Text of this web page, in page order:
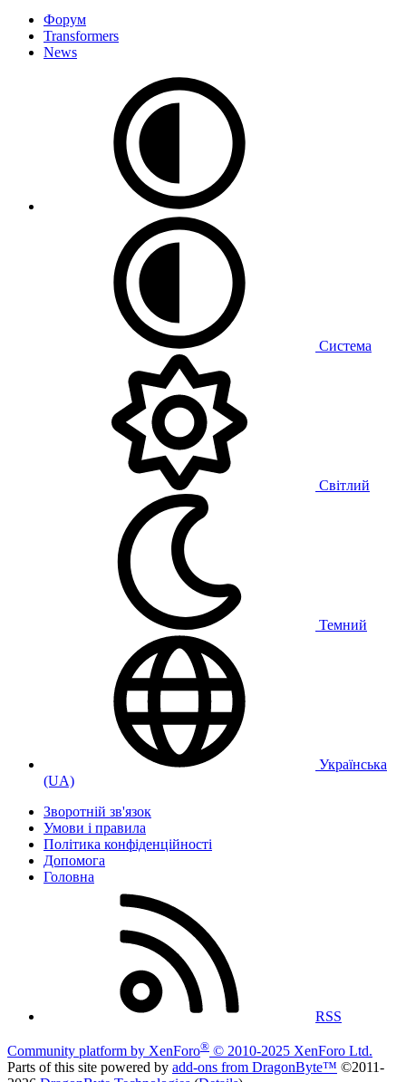
Форум
Transformers
News
Система
Світлий
Темний
Українська
(UA)
Зворотній зв'язок
Умови і правила
Політика конфіденційності
Дoпoмoга
Головна
RSS
Community platform by XenForo® © 2010-2025 XenForo Ltd.
Parts of this site powered by add-ons from DragonByte™ ©2011-